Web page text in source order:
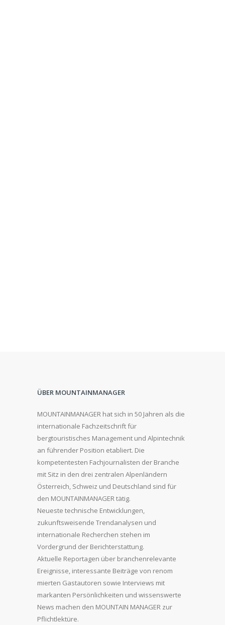
ÜBER MOUNTAINMANAGER
MOUNTAINMANAGER hat sich in 50 Jahren als die
internationale Fachzeitschrift für
bergtouristisches Management und Alpintechnik
an führender Position etabliert. Die
kompetentesten Fachjournalisten der Branche
mit Sitz in den drei zentralen Alpenländern
Österreich, Schweiz und Deutschland sind für
den MOUNTAINMANAGER tätig.
Neueste technische Entwicklungen,
zukunftsweisende Trendanalysen und
internationale Recherchen stehen im
Vordergrund der Berichterstattung.
Aktuelle Reportagen über branchenrelevante
Ereignisse, interessante Beiträge von renom
mierten Gastautoren sowie Interviews mit
markanten Persönlichkeiten und wissenswerte
News machen den MOUNTAIN MANAGER zur
Pflichtlektüre.